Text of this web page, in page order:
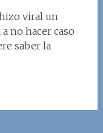
viral un
no hacer caso
saber la